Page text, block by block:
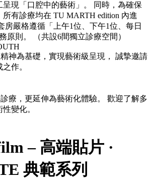
現「口腔中的藝術」。 同時，為確保
有診療均在 TU MARTH edition 內進
房嚴格遵循「上午1位、下午1位、每日
原則。 （共設6間獨立診療空間）
神為基礎，實現藝術級呈現， 誠摯邀請
作。
療，更延伸為藝術化體驗。 歡迎了解多
變化。
– 高端貼片 ·
典範系列